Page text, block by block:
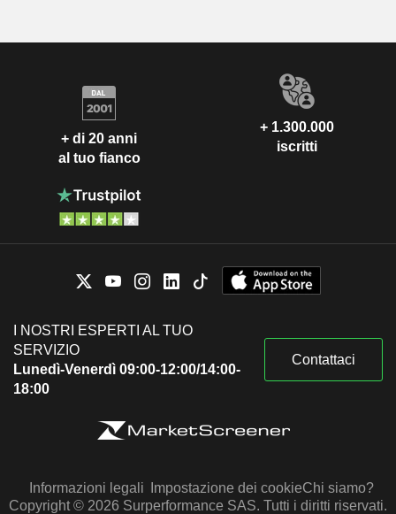
+ di 20 anni
al tuo fianco
+ 1.300.000
iscritti
I NOSTRI ESPERTI AL TUO
SERVIZIO
Lunedì-Venerdì 09:00-12:00/14:00-
18:00
Contattaci
Informazioni legali Impostazione dei cookieChi siamo?
Copyright © 2026 Surperformance SAS. Tutti i diritti riservati.